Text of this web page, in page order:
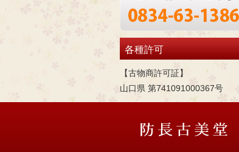
各種許可
【古物商許可証】
山口県 第741091000367号